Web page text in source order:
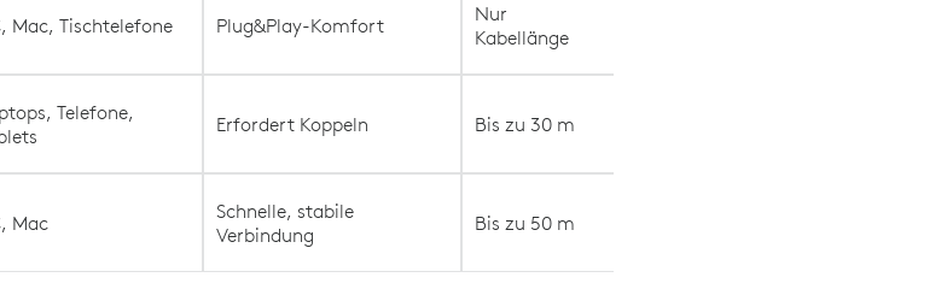
Mac, Tischtelefone Plug&Play-Komfort
Nur
Kabellänge
Telefone,
Erfordert Koppeln Bis zu 30 m
Mac
Schnelle, stabile
Verbindung
Bis zu 50 m